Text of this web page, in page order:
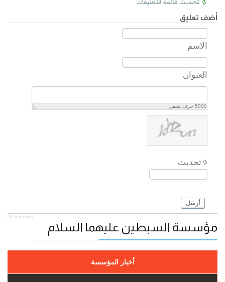
أضف تعليق
الاسم
العنوان
5000 حرف متبقي
تحديث
أرسل
JComments
مؤسسة السبطين عليهما السلام
أخبار المؤسسة